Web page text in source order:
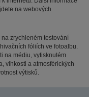
na webových
zrychleném testování
fóliích ve fotoalbu.
na médiu, vytisknutém
vlhkosti a atmosférických
výtisků.